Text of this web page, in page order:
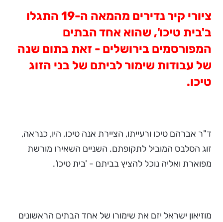
ציורי קיר נדירים מהמאה ה-19 התגלו
ב'בית טיכו', שהוא אחד הבתים
המפורסמים בירושלים - זאת בתום שנה
של עבודות שימור לביתם של בני הזוג
טיכו.
ד"ר אברהם טיכו ורעייתו, הציירת אנה טיכו, היו, כנראה,
זוג הסלבס המוביל לתקופתם. השניים השאירו מורשת
מפוארת ואליה נוכל להציץ בביתם - 'בית טיכו'.
מוזיאון ישראל יזם את שימורו של אחד הבתים הראשונים